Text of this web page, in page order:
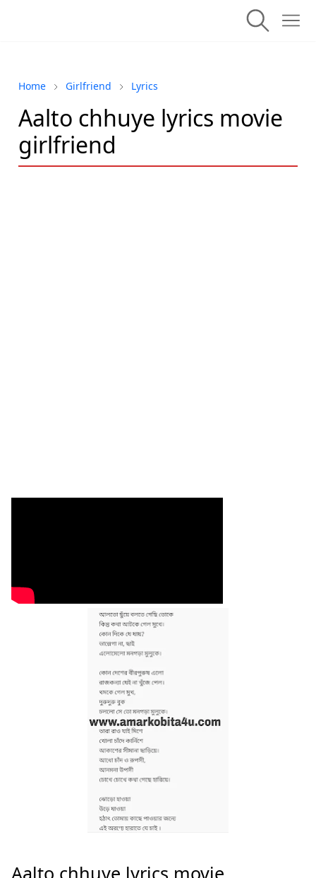
Home Girlfriend Lyrics
Aalto chhuye lyrics movie
girlfriend
Aalto chhuye lyrics movie